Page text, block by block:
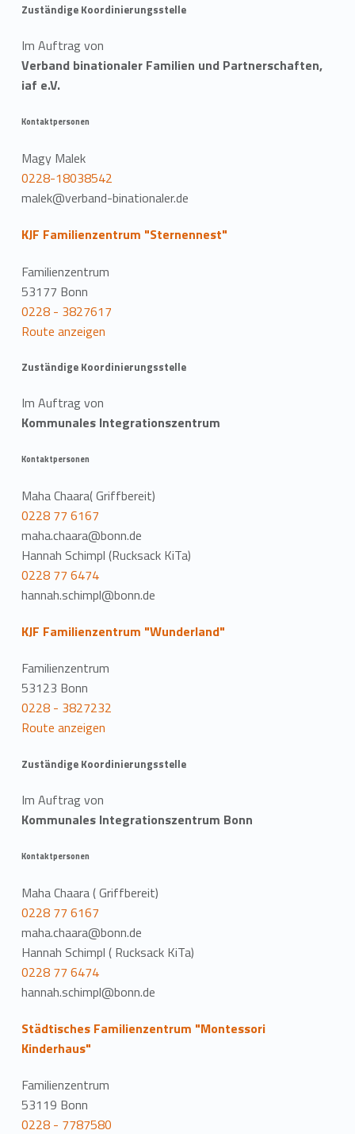
Zuständige Koordinierungsstelle
Im Auftrag von
Verband binationaler Familien und Partnerschaften,
iaf e.V.
Kontaktpersonen
Magy Malek
0228-18038542
malek@verband-binationaler.de
KJF Familienzentrum "Sternennest"
Familienzentrum
53177 Bonn
0228 - 3827617
Route anzeigen
Zuständige Koordinierungsstelle
Im Auftrag von
Kommunales Integrationszentrum
Kontaktpersonen
Maha Chaara( Griffbereit)
0228 77 6167
maha.chaara@bonn.de
Hannah Schimpl (Rucksack KiTa)
0228 77 6474
hannah.schimpl@bonn.de
KJF Familienzentrum "Wunderland"
Familienzentrum
53123 Bonn
0228 - 3827232
Route anzeigen
Zuständige Koordinierungsstelle
Im Auftrag von
Kommunales Integrationszentrum Bonn
Kontaktpersonen
Maha Chaara ( Griffbereit)
0228 77 6167
maha.chaara@bonn.de
Hannah Schimpl ( Rucksack KiTa)
0228 77 6474
hannah.schimpl@bonn.de
Städtisches Familienzentrum "Montessori
Kinderhaus"
Familienzentrum
53119 Bonn
0228 - 7787580